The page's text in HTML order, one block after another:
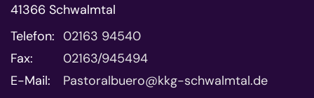
41366 Schwalmtal
Telefon: 02163 94540
Fax:
02163/945494
E-Mail:
Pastoralbuero@kkg-schwalmtal.de